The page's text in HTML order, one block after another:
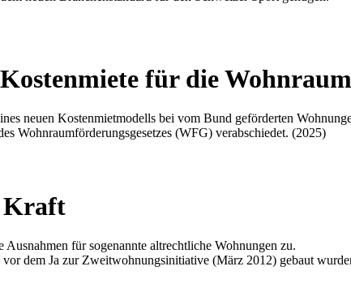
für die
neuen Kostenmietmodells bei vom Bund geförderten
Wohnraumförderungsgesetzes (WFG) verabschiedet. (2025)
Kraft
für sogenannte altrechtliche Wohnungen zu.
dem Ja zur Zweitwohnungsinitiative (März 2012) gebaut